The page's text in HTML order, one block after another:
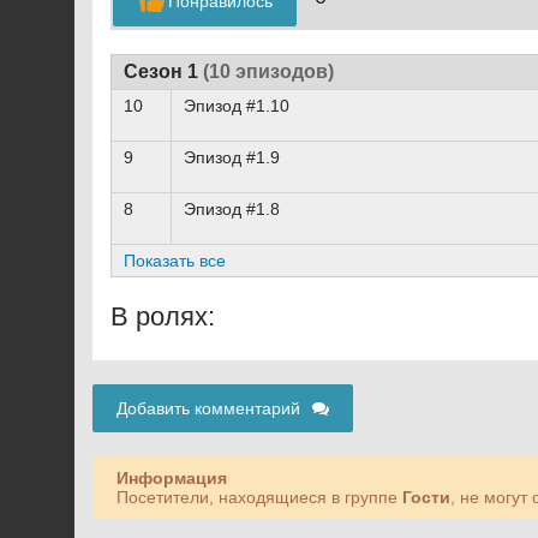
Сезон 1 (10 эпизодов)
10
Эпизод #1.10
9
Эпизод #1.9
8
Эпизод #1.8
Показать все
В ролях:
Добавить комментарий
Информация
Посетители, находящиеся в группе Гости , не